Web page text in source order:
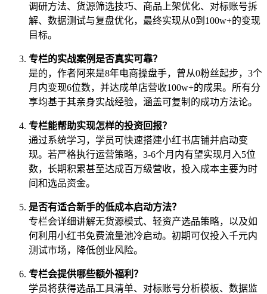
调研方法、货源筛选技巧、商品上架优化、对标账号拆
解、数据测试与复盘优化，最终实现从0到100w+的变现
目标。
专栏的实战案例是否真实可靠？
是的，作者阿来是8年电商操盘手，曾从0粉丝起步，3个
月内变现6位数，并达成单店营收100w+的成果。所有分
享均基于其亲身实战经验，涵盖可复制的成功方法论。
专栏能帮助实现怎样的投资回报？
通过系统学习，学员可快速搭建小红书店铺并启动变
现。若严格执行运营策略，3-6个月内有望实现月入5位
数，长期积累甚至达成百万级营收，投入成本主要为时
间和选品资金。
是否有适合新手的低成本启动方法？
专栏会详细讲解无货源模式、轻资产选品策略，以及如
何利用小红书免费流量池冷启动。初期可仅投入千元内
测试市场，降低创业风险。
专栏会提供哪些额外福利？
学员将获得选品工具清单、对标账号分析模板、数据监